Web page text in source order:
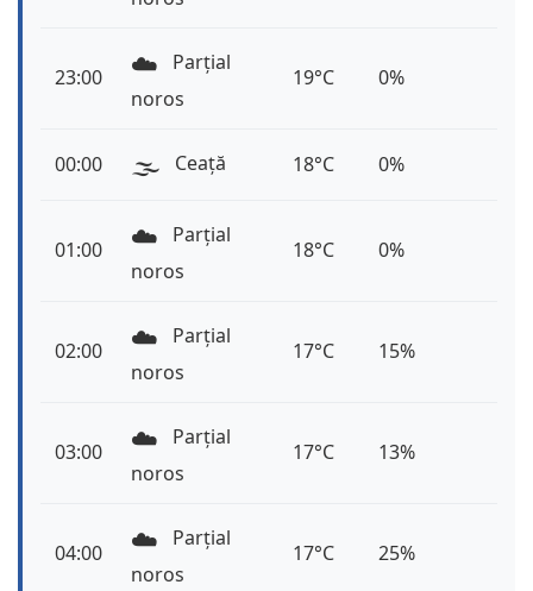
23:00 ☁️
Parțial
noros
19°C 0%
00:00 🌫️ Ceață 18°C 0%
01:00 ☁️
Parțial
noros
18°C 0%
02:00 ☁️
Parțial
noros
17°C 15%
03:00 ☁️
Parțial
noros
17°C 13%
04:00 ☁️
Parțial
noros
17°C 25%